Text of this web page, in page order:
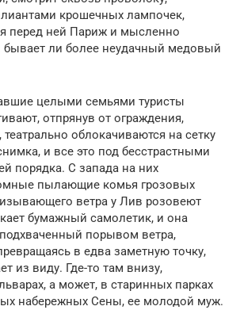
крошечных лампочек,
перед ней Париж и мысленно
бывает ли более неудачный медовый
целыми семьями туристы
отпрянув от ограждения,
облокачиваются на сетку
и все это под бесстрастными
порядка. С запада на них
пылающие комья грозовых
ветра у Лив розовеют
бумажный самолетик, и она
подхваченный порывом ветра,
в едва заметную точку,
из виду. Где-то там внизу,
а может, в старинных парках
набережных Сены, ее молодой муж.